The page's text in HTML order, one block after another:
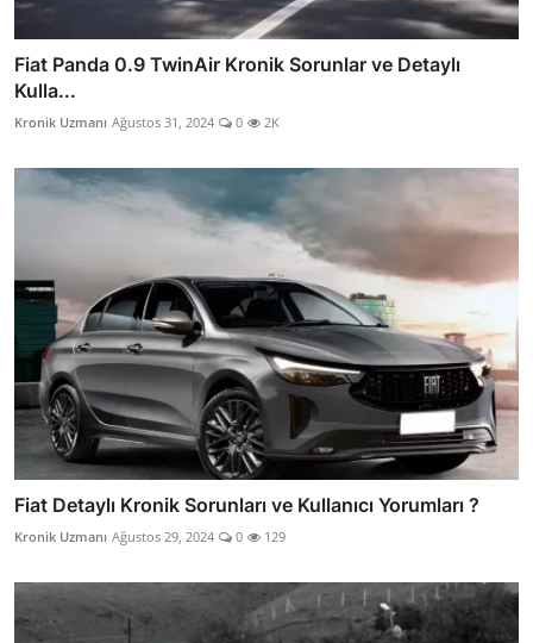
Fiat Panda 0.9 TwinAir Kronik Sorunlar ve Detaylı
Kulla...
Kronik Uzmanı Ağustos 31, 2024 0 2K
Fiat Detaylı Kronik Sorunları ve Kullanıcı Yorumları ?
Kronik Uzmanı Ağustos 29, 2024 0 129